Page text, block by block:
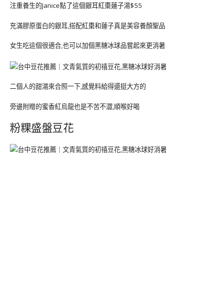
注重養生的Janice點了這個銀耳紅棗蓮子湯$55
充滿膠原蛋白的銀耳,搭配紅棗和蓮子真是美容養顏聖品
女生吃這個很適合,也可以加個黑糖冰球品嘗起來更消暑
二個人的甜湯來合照一下,感覺料給得還挺大方的
旁邊附贈的蜜香紅烏龍也是不苦不澀,順喉好喝
粉粿盛盤豆花